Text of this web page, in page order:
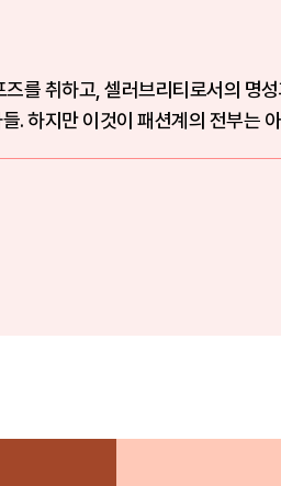
를 취하고, 셀러브리티로서의 명
하지만 이것이 패션계의 전부는 아